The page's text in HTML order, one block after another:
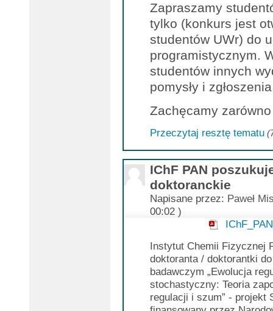
Zapraszamy
tylko (konkurs jest
studentów UWr) do
programistycznym.
studentów innych
pomysły i
Zachęcamy
Przeczytaj resztę tematu
IChF PAN
doktoranckie
Napisane przez: Paweł
00:02 )
Instytut Chemii Fizycznej
doktoranta / doktorantki
badawczym „Ewolucja
stochastyczny: Teoria
regulacji i szum” - projekt